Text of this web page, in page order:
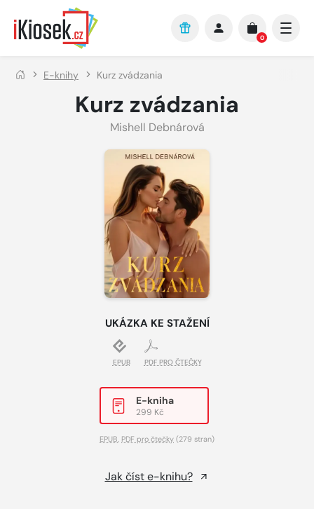
Přejít na hlavní obsah
0
E-knihy Kurz zvádzania
Kurz zvádzania
Mishell Debnárová
UKÁZKA KE STAŽENÍ
EPUB PDF PRO ČTEČKY
E-kniha
299 Kč
EPUB, PDF pro čtečky (279 stran)
Jak číst e-knihu?